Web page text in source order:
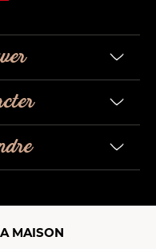
MAISON